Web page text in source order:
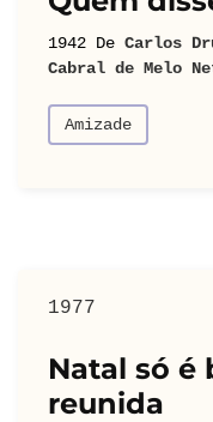
1942 De Carlos
Cabral de Melo
Amizade
1977
Natal só é
reunida